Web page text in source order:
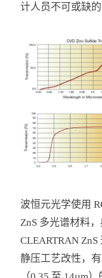
计人员不可或缺的
波恒元光学使用
ZnS 多光谱材料
CLEARTRAN
静压工艺改性，